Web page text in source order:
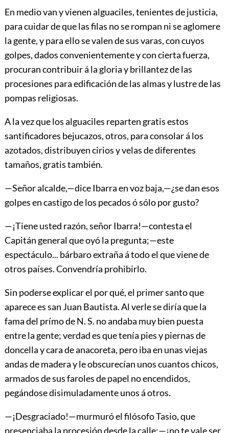
En medio van y vienen alguaciles, tenientes de justicia,
para cuidar de que las filas no se rompan ni se aglomere
la gente, y para ello se valen de sus varas, con cuyos
golpes, dados convenientemente y con cierta fuerza,
procuran contribuir á la gloria y brillantez de las
procesiones para edificación de las almas y lustre de las
pompas religiosas.
A la vez que los alguaciles reparten gratis estos
santificadores bejucazos, otros, para consolar á los
azotados, distribuyen cirios y velas de diferentes
tamaños, gratis también.
—Señor alcalde,—dice Ibarra en voz baja,—¿se dan esos
golpes en castigo de los pecados ó sólo por gusto?
—¡Tiene usted razón, señor Ibarra!—contesta el
Capitán general que oyó la pregunta;—este
espectáculo... bárbaro extraña á todo el que viene de
otros países. Convendría prohibirlo.
Sin poderse explicar el por qué, el primer santo que
aparece es san Juan Bautista. Al verle se diría que la
fama del prímo de N. S. no andaba muy bien puesta
entre la gente; verdad es que tenía pies y piernas de
doncella y cara de anacoreta, pero iba en unas viejas
andas de madera y le obscurecían unos cuantos chicos,
armados de sus faroles de papel no encendidos,
pegándose disimuladamente unos á otros.
—¡Desgraciado!—murmuró el filósofo Tasio, que
presenciaba la procesión desde la calle;—¡no te vale ser